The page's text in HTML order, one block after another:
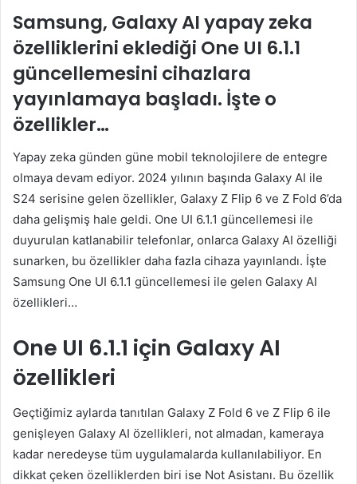
Samsung, Galaxy AI yapay zeka
özelliklerini eklediği One UI 6.1.1
güncellemesini cihazlara
yayınlamaya başladı. İşte o
özellikler…
Yapay zeka günden güne mobil teknolojilere de entegre
olmaya devam ediyor. 2024 yılının başında Galaxy AI ile
S24 serisine gelen özellikler, Galaxy Z Flip 6 ve Z Fold 6’da
daha gelişmiş hale geldi. One UI 6.1.1 güncellemesi ile
duyurulan katlanabilir telefonlar, onlarca Galaxy AI özelliği
sunarken, bu özellikler daha fazla cihaza yayınlandı. İşte
Samsung One UI 6.1.1 güncellemesi ile gelen Galaxy AI
özellikleri…
One UI 6.1.1 için Galaxy AI
özellikleri
Geçtiğimiz aylarda tanıtılan Galaxy Z Fold 6 ve Z Flip 6 ile
genişleyen Galaxy AI özellikleri, not almadan, kameraya
kadar neredeyse tüm uygulamalarda kullanılabiliyor. En
dikkat çeken özelliklerden biri ise Not Asistanı. Bu özellik